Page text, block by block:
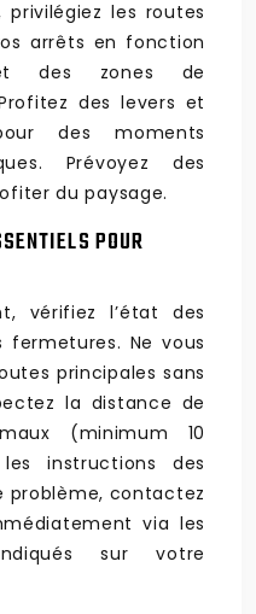
les routes
arrêts en fonction
des zones de
des levers et
des moments
Prévoyez des
du paysage.
POUR
vérifiez l’état des
Ne vous
principales sans
la distance de
(minimum 10
instructions des
problème, contactez
via les
sur votre